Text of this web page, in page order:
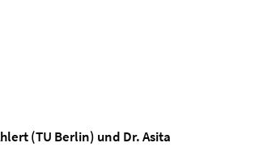
(TU Berlin) und Dr. Asita